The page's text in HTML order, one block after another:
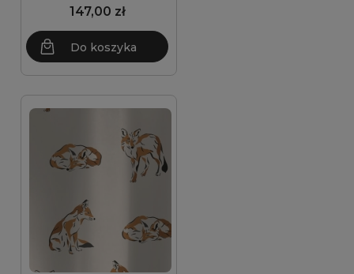
147,00 zł
Do koszyka